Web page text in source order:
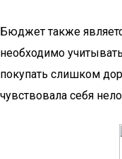
Бюджет также
необходимо
покупать слишком
чувствовала себя